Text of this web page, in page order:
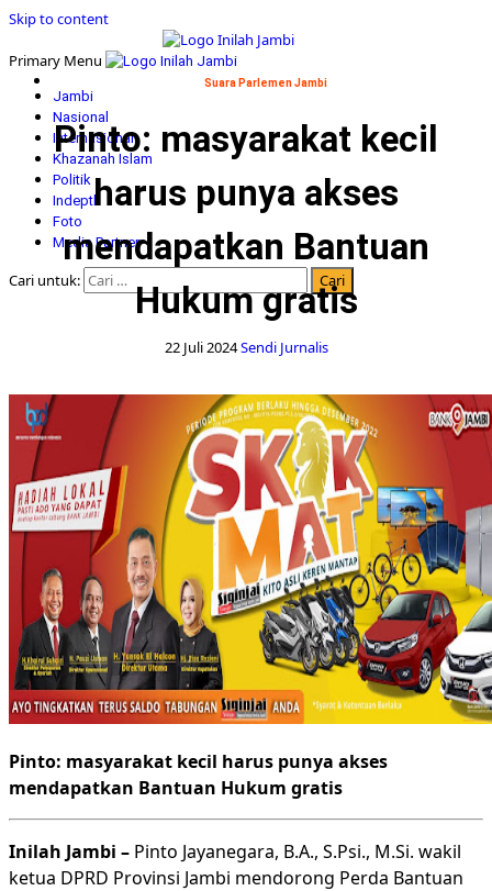
Skip to content
Primary Menu
Jambi
Nasional
Internasional
Khazanah Islam
Politik
Indepth
Foto
Media Partner
Cari untuk:
Suara Parlemen Jambi
Pinto: masyarakat kecil
harus punya akses
mendapatkan Bantuan
Hukum gratis
22 Juli 2024Sendi Jurnalis
Pinto: masyarakat kecil harus punya akses
mendapatkan Bantuan Hukum gratis
Inilah Jambi – Pinto Jayanegara, B.A., S.Psi., M.Si. wakil
ketua DPRD Provinsi Jambi mendorong Perda Bantuan